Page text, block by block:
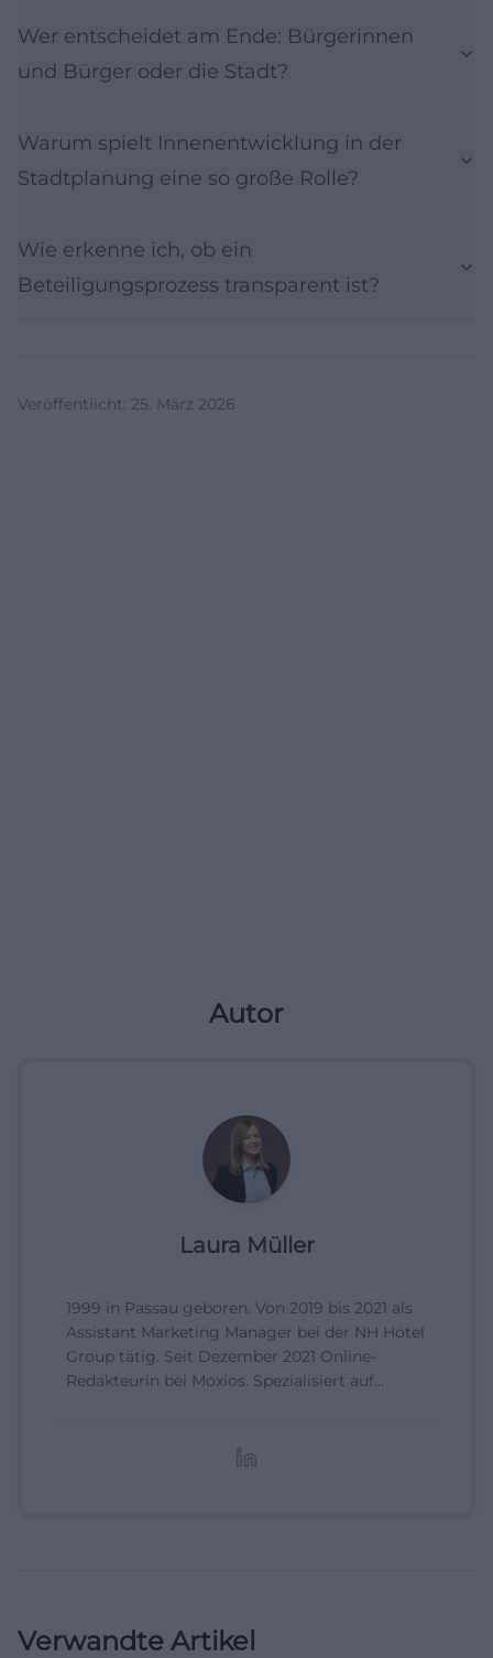
Wer entscheidet am Ende: Bürgerinnen
und Bürger oder die Stadt?
Warum spielt Innenentwicklung in der
Stadtplanung eine so große Rolle?
Wie erkenne ich, ob ein
Beteiligungsprozess transparent ist?
Veröffentlicht: 25. März 2026
Autor
Laura Müller
1999 in Passau geboren. Von 2019 bis 2021 als
Assistant Marketing Manager bei der NH Hotel
Group tätig. Seit Dezember 2021 Online-
Redakteurin bei Moxios. Spezialisiert auf
Verwandte Artikel